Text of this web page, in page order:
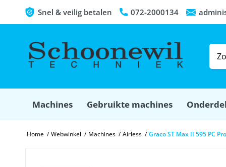
Snel & veilig betalen 072-2000134
Machines Gebruikte machines
Home / Webwinkel / Machines / Airless / Graco ST Max II 595 PC